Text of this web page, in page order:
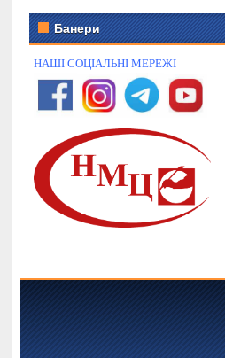
Банери
НАШІ СОЦІАЛЬНІ МЕРЕЖІ